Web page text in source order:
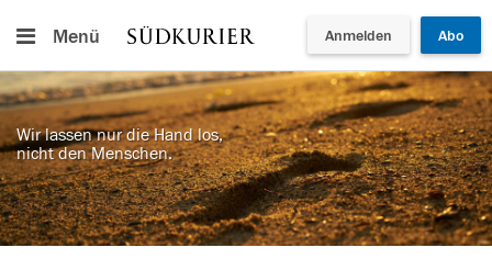
Menü Anmelden Abo
Wir lassen nur die Hand los,
nicht den Menschen.